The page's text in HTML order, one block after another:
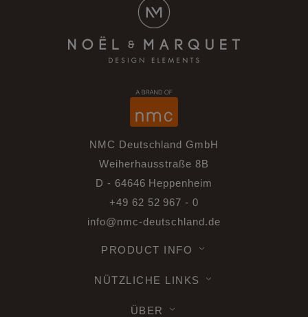
NMC Deutschland GmbH
Weiherhausstraße 8B
D - 64646 Heppenheim
+49 62 52 967 - 0
info@nmc-deutschland.de
PRODUCT INFO
NÜTZLICHE LINKS
ÜBER